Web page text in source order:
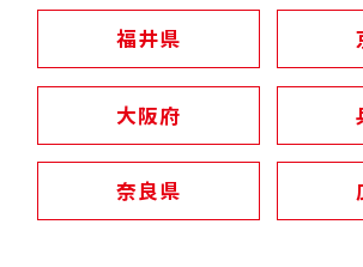
福井県
大阪府
奈良県